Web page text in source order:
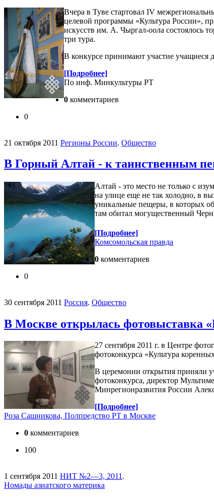
Вчера в Туве стартовал IV
целевой программы «Культура России»,
искусств им. А. Чыргал-оола состоялось
три тура.
В конкурсе принимают участие учащиеся
[Подробнее]
По инф. Минкультуры РТ
0 комментариев
0
21 октября 2011 Регионы России. Общество
В Горный Алтай - к таинственным
Алтай - это место не только с
на улице еще не так холодно, в
уникальные пещеры, в которых
там обитал могущественный
[Подробнее]
Комсомольская правда
0 комментариев
0
30 сентября 2011 Россия. Общество
В Москве открылась фотовыставка
27 сентября 2011 г. в Центре
фотоконкурса «Культура
В церемонии открытия приняли
фотоконкурса, директор
Минрегионразвития России
[Подробнее]
Роза Сашникова, Полпредство РТ в Москве
0 комментариев
100
1 сентября 2011 НИТ №2—3, 2011 .
Номады азиатского материка